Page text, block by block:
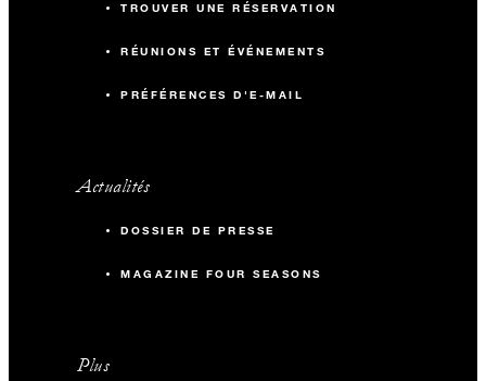
TROUVER UNE RÉSERVATION
RÉUNIONS ET ÉVÉNEMENTS
PRÉFÉRENCES D'E-MAIL
Actualités
DOSSIER DE PRESSE
MAGAZINE FOUR SEASONS
Plus